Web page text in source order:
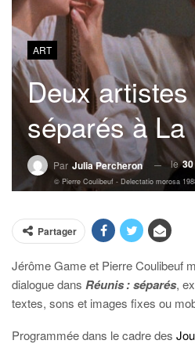
ART
Deux
séparés à La
Par Julia Percheron le
© Pierre Coulibeuf - Delectatio morosa
Partager
Jérôme Game et Pierre Coulibeuf
dialogue dans Réunis : séparés,
textes, sons et images fixes ou
Programmée dans le cadre des